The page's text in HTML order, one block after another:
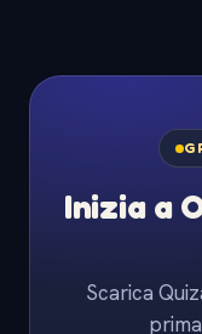
Inizia a
Scarica